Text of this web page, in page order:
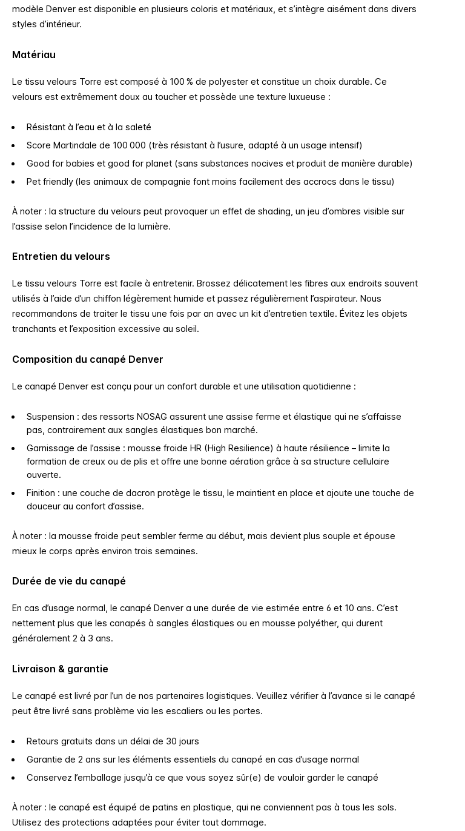
modèle Denver est disponible en plusieurs coloris et matériaux, et s’intègre aisément dans divers
styles d’intérieur.
Matériau
Le tissu velours Torre est composé à 100 % de polyester et constitue un choix durable. Ce
velours est extrêmement doux au toucher et possède une texture luxueuse :
Résistant à l’eau et à la saleté
Score Martindale de 100 000 (très résistant à l’usure, adapté à un usage intensif)
Good for babies et good for planet (sans substances nocives et produit de manière durable)
Pet friendly (les animaux de compagnie font moins facilement des accrocs dans le tissu)
À noter : la structure du velours peut provoquer un effet de shading , un jeu d’ombres visible sur
l’assise selon l’incidence de la lumière.
Entretien du velours
Le tissu velours Torre est facile à entretenir. Brossez délicatement les fibres aux endroits souvent
utilisés à l’aide d’un chiffon légèrement humide et passez régulièrement l’aspirateur. Nous
recommandons de traiter le tissu une fois par an avec un kit d’entretien textile. Évitez les objets
tranchants et l’exposition excessive au soleil.
Composition du canapé Denver
Le canapé Denver est conçu pour un confort durable et une utilisation quotidienne :
Suspension : des ressorts NOSAG assurent une assise ferme et élastique qui ne s’affaisse
pas, contrairement aux sangles élastiques bon marché.
Garnissage de l’assise : mousse froide HR (High Resilience) à haute résilience – limite la
formation de creux ou de plis et offre une bonne aération grâce à sa structure cellulaire
ouverte.
Finition : une couche de dacron protège le tissu, le maintient en place et ajoute une touche de
douceur au confort d’assise.
À noter : la mousse froide peut sembler ferme au début, mais devient plus souple et épouse
mieux le corps après environ trois semaines.
Durée de vie du canapé
En cas d’usage normal, le canapé Denver a une durée de vie estimée entre 6 et 10 ans. C’est
nettement plus que les canapés à sangles élastiques ou en mousse polyéther, qui durent
généralement 2 à 3 ans.
Livraison & garantie
Le canapé est livré par l’un de nos partenaires logistiques. Veuillez vérifier à l’avance si le canapé
peut être livré sans problème via les escaliers ou les portes.
Retours gratuits dans un délai de 30 jours
Garantie de 2 ans sur les éléments essentiels du canapé en cas d’usage normal
Conservez l’emballage jusqu’à ce que vous soyez sûr(e) de vouloir garder le canapé
À noter : le canapé est équipé de patins en plastique, qui ne conviennent pas à tous les sols.
Utilisez des protections adaptées pour éviter tout dommage.